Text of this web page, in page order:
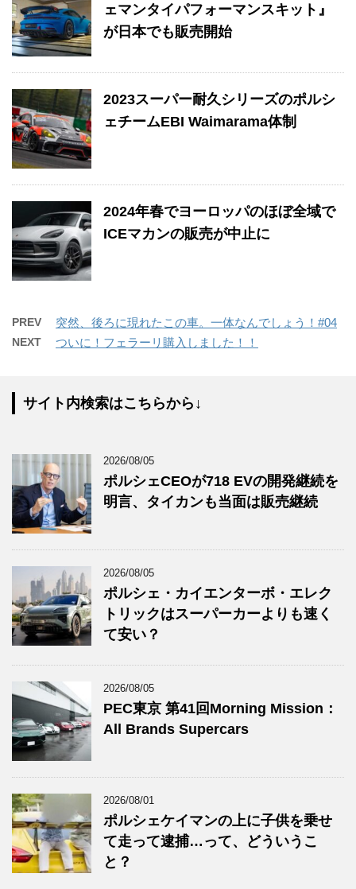
ェマンタイパフォーマンスキット』
が日本でも販売開始
2023スーパー耐久シリーズのポルシ
ェチームEBI Waimarama体制
2024年春でヨーロッパのほぼ全域で
ICEマカンの販売が中止に
PREV 突然、後ろに現れたこの車。一体なんでしょう！#04
NEXT ついに！フェラーリ購入しました！！
サイト内検索はこちらから↓
2026/08/05
ポルシェCEOが718 EVの開発継続を
明言、タイカンも当面は販売継続
2026/08/05
ポルシェ・カイエンターボ・エレク
トリックはスーパーカーよりも速く
て安い？
2026/08/05
PEC東京 第41回Morning Mission：
All Brands Supercars
2026/08/01
ポルシェケイマンの上に子供を乗せ
て走って逮捕…って、どういうこ
と？